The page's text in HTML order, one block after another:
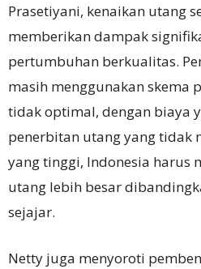
Prasetiyani, kenaikan utang
memberikan dampak
pertumbuhan berkualitas.
masih menggunakan skema
tidak optimal, dengan biaya
penerbitan utang yang tidak
yang tinggi, Indonesia harus
utang lebih besar
sejajar.
Netty juga menyoroti